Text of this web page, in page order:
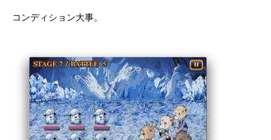
コンディション大事。